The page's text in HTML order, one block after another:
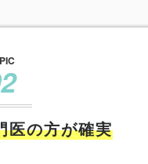
医の方が確実